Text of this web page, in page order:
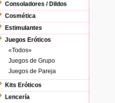
Consoladores / Dildos
Cosmética
Estimulantes
Juegos Eróticos
«Todos»
Juegos de Grupo
Juegos de Pareja
Kits Eróticos
Lencería